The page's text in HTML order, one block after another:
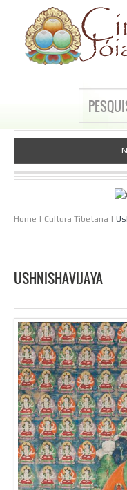
Home | Cultura Tibetana |
USHNISHAVIJAYA